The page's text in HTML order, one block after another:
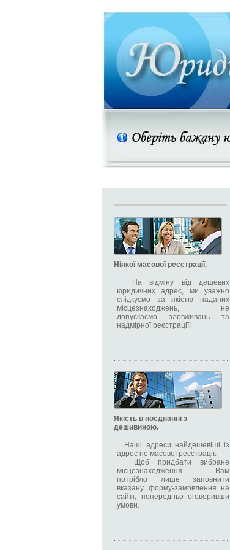
Ніякої масової реєстрації.
На відміну від дешевих
юридичних адрес, ми уважно
слідкуємо за якістю наданих
місцезнаходжень, не
допускаємо зловживань та
надмірної реєстрації!
Якість в поєднанні з
дешивиною.
Наші адреси найдешевіші із
адрес не масової реєстрації.
Щоб придбати вибране
місцезнаходження Вам
потрібло лише заповнити
вказану форму-замовлення на
сайті, попередньо оговоривши
умови.